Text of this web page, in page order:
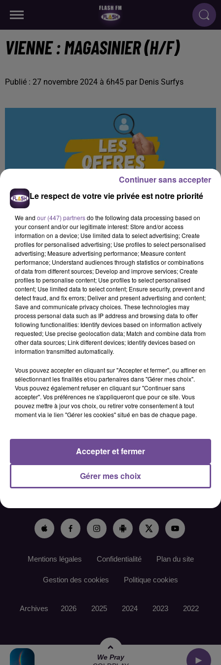
We Pray
VIENNE : MAGASINIER (H/F)
Publié : 27 novembre 2024 à 6h45 par Denis Surfys
Une entreprise de Lussac-les-Châteaux
recherche un magasinier (H/F).
Une entreprise de Lussac-les-Châteaux recherche un
magasinier (H/F). Vos missions : la gestion des pièces
détachées et de l’entrepôt. La gestion des outils et suivi de la
internes et retours de biens. La gestion de la flotte et suivi de
l'entretien des véhicules de service. La gestion de stock sous
ERP SAP. CACES 2B souhaitée.
Référence de l’offre France Travail : 184NNJV
ACCUEIL RADIO ACTUS PODCAST
Mentions légales Confidentialité Plan du site
Gestion des cookies Politique cookies
Archives 2026 2025 2024 2023 2022
Le respect de votre vie privée est notre priorité
We and our (447) partnersdo the following data processing based on
your consent and/or our legitimate interest: Store and/or access
information on a device; Use limited data to select advertising; Create
profiles for personalised advertising; Use profiles to select personalised
advertising; Measure advertising performance; Measure content
performance; Understand audiences through statistics or combinations
of data from different sources; Develop and improve services; Create
profiles to personalise content; Use profiles to select personalised
content; Use limited data to select content; Ensure security, prevent and
detect fraud, and fix errors; Deliver and present advertising and content;
Save and communicate privacy choices. These technologies may
process personal data such as IP address and browsing data to offer
following functionalities: Identify devices based on information actively
requested; Use precise geolocation data; Match and combine data from
other data sources; Link different devices; Identify devices based on
information transmitted automatically.
Vous pouvez accepter en cliquant sur "Accepter et fermer", ou affiner en
sélectionnant les finalités et/ou partenaires dans "Gérer mes choix".
Vous pouvez également refuser en cliquant sur "Continuer sans
accepter". Vos préférences ne s'appliqueront que pour ce site. Vous
pouvez mettre à jour vos choix, ou retirer votre consentement à tout
moment via le lien "Gérer les cookies" situé en bas de chaque page.
Gérer mes choix
Accepter et fermer
Continuer sans accepter